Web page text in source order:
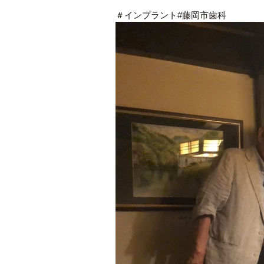
＃インプラント#藤岡市歯科